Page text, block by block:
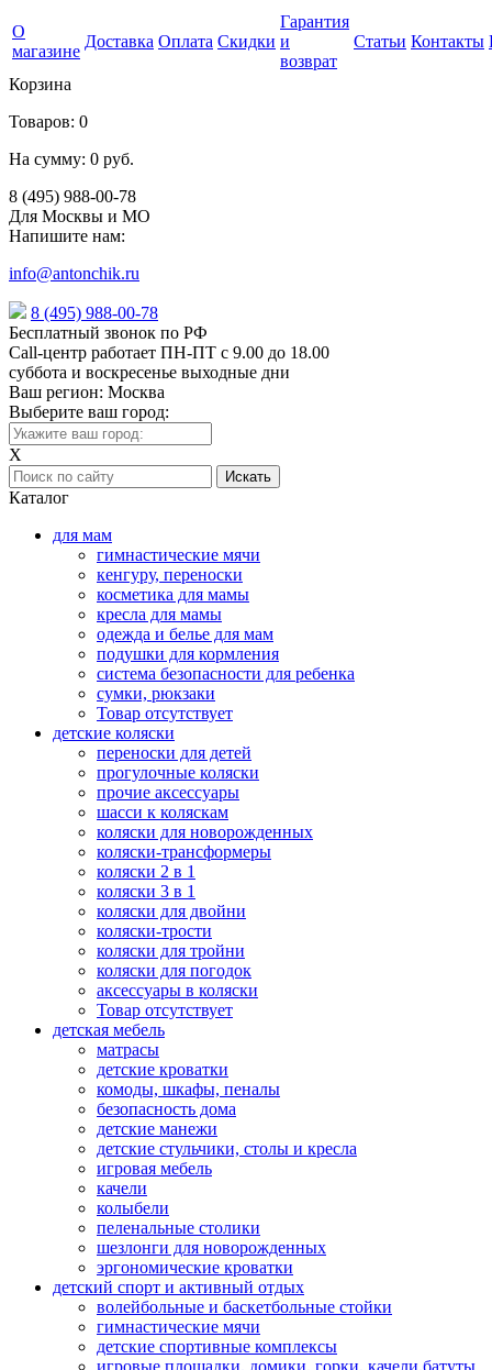
О
магазине
Доставка Оплата Скидки
Гарантия
и
возврат
Статьи Контакты
Корзина
Товаров: 0
На сумму: 0 руб.
8 (495) 988-00-78
Для Москвы и МО
Напишите нам:
info@antonchik.ru
8 (495) 988-00-78
Бесплатный звонок по РФ
Call-центр работает ПН-ПТ с 9.00 до 18.00
суббота и воскресенье выходные дни
Ваш регион: Москва
Выберите ваш город:
X
Каталог
для мам
гимнастические мячи
кенгуру, переноски
косметика для мамы
кресла для мамы
одежда и белье для мам
подушки для кормления
система безопасности для ребенка
сумки, рюкзаки
Товар отсутствует
детские коляски
переноски для детей
прогулочные коляски
прочие аксессуары
шасси к коляскам
коляски для новорожденных
коляски-трансформеры
коляски 2 в 1
коляски 3 в 1
коляски для двойни
коляски-трости
коляски для тройни
коляски для погодок
аксессуары в коляски
Товар отсутствует
детская мебель
матрасы
детские кроватки
комоды, шкафы, пеналы
безопасность дома
детские манежи
детские стульчики, столы и кресла
игровая мебель
качели
колыбели
пеленальные столики
шезлонги для новорожденных
эргономические кроватки
детский спорт и активный отдых
волейбольные и баскетбольные стойки
гимнастические мячи
детские спортивные комплексы
игровые площадки, домики, горки, качели,батуты